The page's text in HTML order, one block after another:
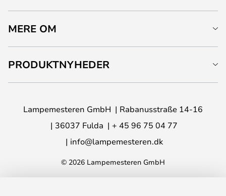
MERE OM
PRODUKTNYHEDER
Lampemesteren GmbH
Rabanusstraße 14-16
36037 Fulda
+ 45 96 75 04 77
info@lampemesteren.dk
© 2026 Lampemesteren GmbH